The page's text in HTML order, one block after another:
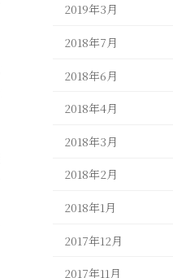
2019年3月
2018年7月
2018年6月
2018年4月
2018年3月
2018年2月
2018年1月
2017年12月
2017年11月